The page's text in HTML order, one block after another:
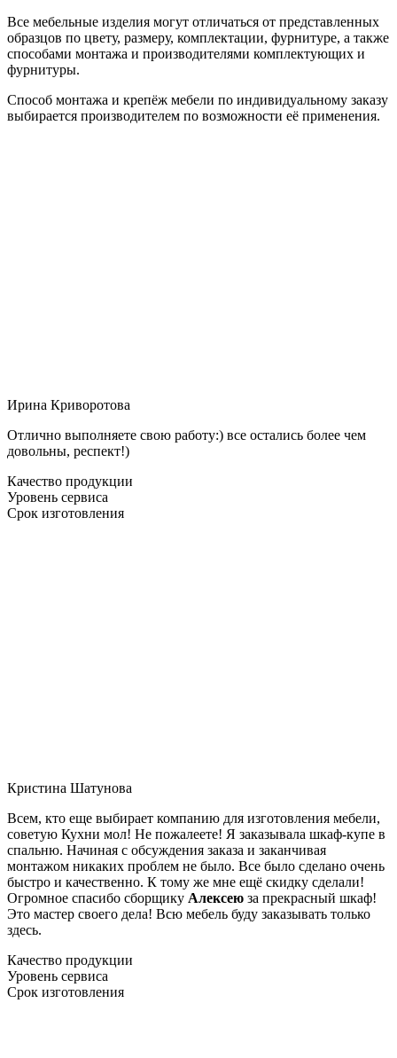
Все мебельные изделия могут отличаться от представленных
образцов по цвету, размеру, комплектации, фурнитуре, а также
способами монтажа и производителями комплектующих и
фурнитуры.
Способ монтажа и крепёж мебели по индивидуальному заказу
выбирается производителем по возможности её применения.
Ирина Криворотова
Отлично выполняете свою работу:) все остались более чем
довольны, респект!)
Качество продукции
Уровень сервиса
Срок изготовления
Кристина Шатунова
Всем, кто еще выбирает компанию для изготовления мебели,
советую Кухни мол! Не пожалеете! Я заказывала шкаф-купе в
спальню. Начиная с обсуждения заказа и заканчивая
монтажом никаких проблем не было. Все было сделано очень
быстро и качественно. К тому же мне ещё скидку сделали!
Огромное спасибо сборщику Алексею за прекрасный шкаф!
Это мастер своего дела! Всю мебель буду заказывать только
здесь.
Качество продукции
Уровень сервиса
Срок изготовления